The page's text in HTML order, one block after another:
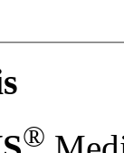
®